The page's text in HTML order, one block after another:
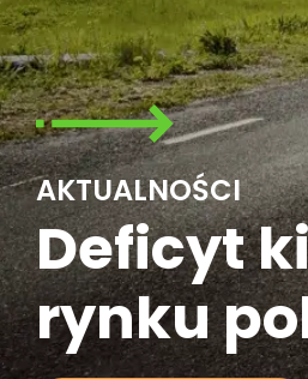
AKTUALNOŚCI
Deficyt
rynku